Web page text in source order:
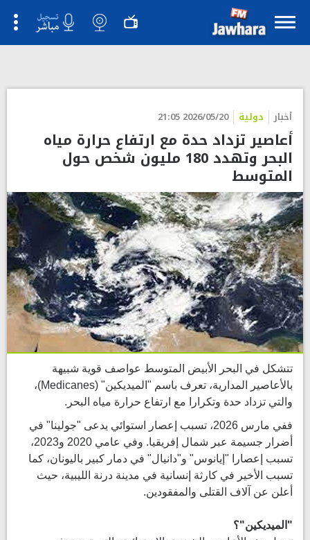
أخبار دولية 2026/05/20 21:05
أعاصير تزداد حدة مع ارتفاع حرارة مياه
البحر وتهدد 180 مليون شخص حول
المتوسط
تتشكل في البحر اﻷبيض المتوسط عواصف قوية شبيهة
بالأعاصير المدارية، تعرف باسم "الميديكين" (Medicanes)،
والتي تزداد حدة وتكرارا مع ارتفاع حرارة مياه البحر.
ففي مارس 2026، تسبب إعصار استوائي يدعى "جولينا" في
أضرار جسيمة عبر شمال إفريقيا. وفي عامي 2020 و2023،
تسبب إعصارا "إيانوس" و"دانيال" في دمار كبير باليونان، كما
تسبب الأخير في كارثة إنسانية في مدينة درنة الليبية، حيث
أعلن عن آلاف القتلى والمفقودين.
"الميديكين"؟